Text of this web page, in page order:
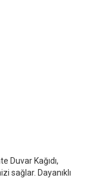
Duvar Kağıdı,
sağlar. Dayanıklı